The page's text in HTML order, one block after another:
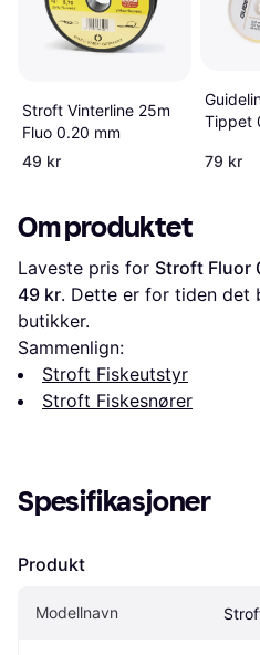
Stroft Vinterline 25m
Fluo 0.20 mm
49 kr
Tippet
79 kr
Om produktet
Laveste pris for Stroft Fluor
49 kr. Dette er for tiden det
butikker.
Sammenlign:
Stroft Fiskeutstyr
Stroft Fiskesnører
Spesifikasjoner
Produkt
Modellnavn